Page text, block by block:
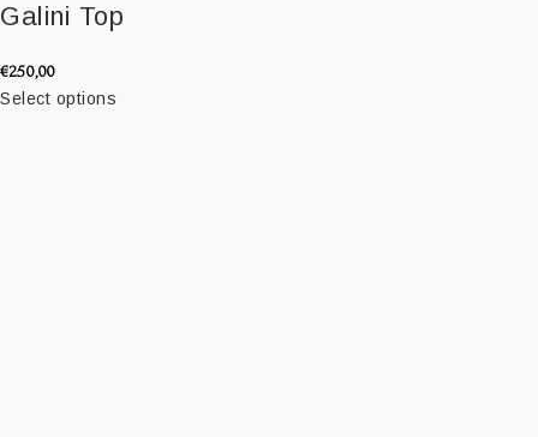
Galini Top
€250,00
Select options